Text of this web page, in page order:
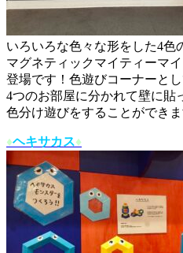
いろいろな色々な形をした4色
マグネティックマイティーマ
登場です！色遊びコーナーとし
4つのお部屋に分かれて壁に貼
色分け遊びをすることができ
♦︎ヘキサカス♦︎